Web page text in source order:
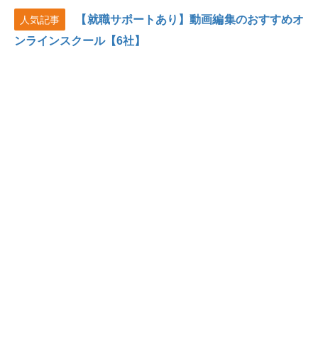
人気記事
【就職サポートあり】動画編集のおすすめオ
ンラインスクール【6社】